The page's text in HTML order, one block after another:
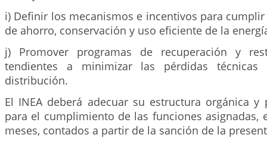
i) Definir los mecanismos e incentivos para
de ahorro, conservación y uso eficiente de la
j) Promover programas de recuperación y
tendientes a minimizar las pérdidas
distribución.
El INEA deberá adecuar su estructura orgánica y
para el cumplimiento de las funciones asignadas,
meses, contados a partir de la sanción de la